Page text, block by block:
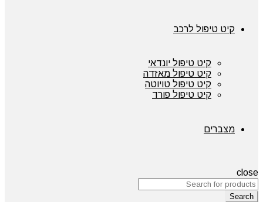
קיט טיפול לרכב
קיט טיפול יונדאי
קיט טיפול מאזדה
קיט טיפול טויוטה
קיט טיפול פורד
מצברים
close
Search